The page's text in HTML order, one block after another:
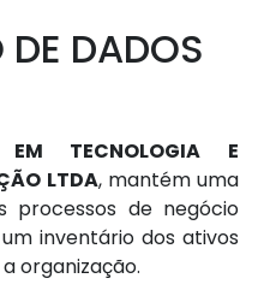
DADOS
EM TECNOLOGIA E
LTDA, mantém uma
processos de negócio
inventário dos ativos
organização.